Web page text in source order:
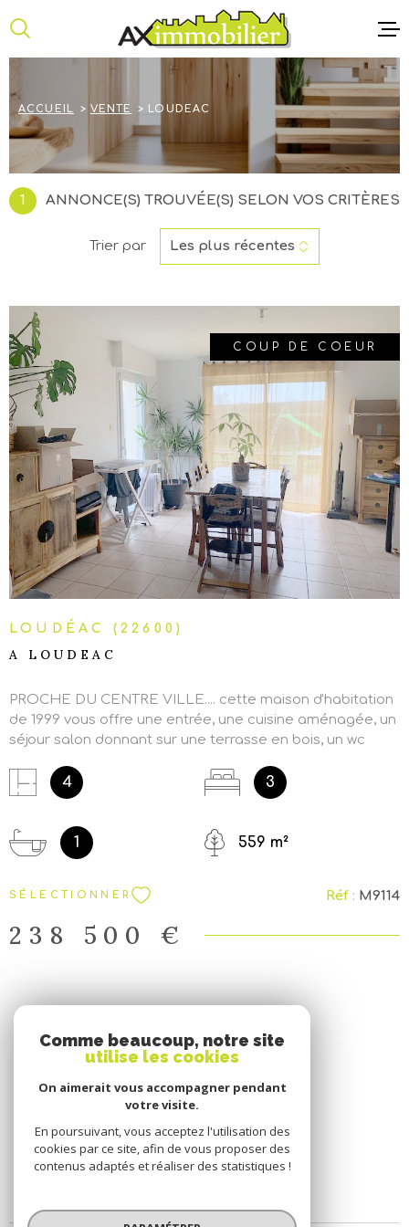
au
au
ACCUEIL
NOTRE
CONTACT
ACCUEIL VENTE LOUDEAC
1 ANNONCE(S) TROUVÉE(S) SELON VOS CRITÈRES
Trier par Les plus récentes
LOUDÉAC (22600)
A LOUDEAC
PROCHE DU CENTRE VILLE.... cette maison d'habitation
de 1999 vous offre une entrée, une cuisine aménagée, un
séjour salon donnant sur une terrasse en bois, un wc
chambre avec placard et un grenier sous rampant, une
salle de bains, un wc et deux chambres. garage
VISITER....
4 3
1 559 m²
SÉLECTIONNER Réf : M9114
238 500 €
COUP DE COEUR
VOIR LE BIEN
SE CONNECTER
ESPACE PROPRIÉTAIRE
Comme beaucoup, notre site
utilise les cookies
On aimerait vous accompagner pendant
votre visite.
En poursuivant, vous acceptez l'utilisation des
cookies par ce site, afin de vous proposer des
contenus adaptés et réaliser des statistiques !